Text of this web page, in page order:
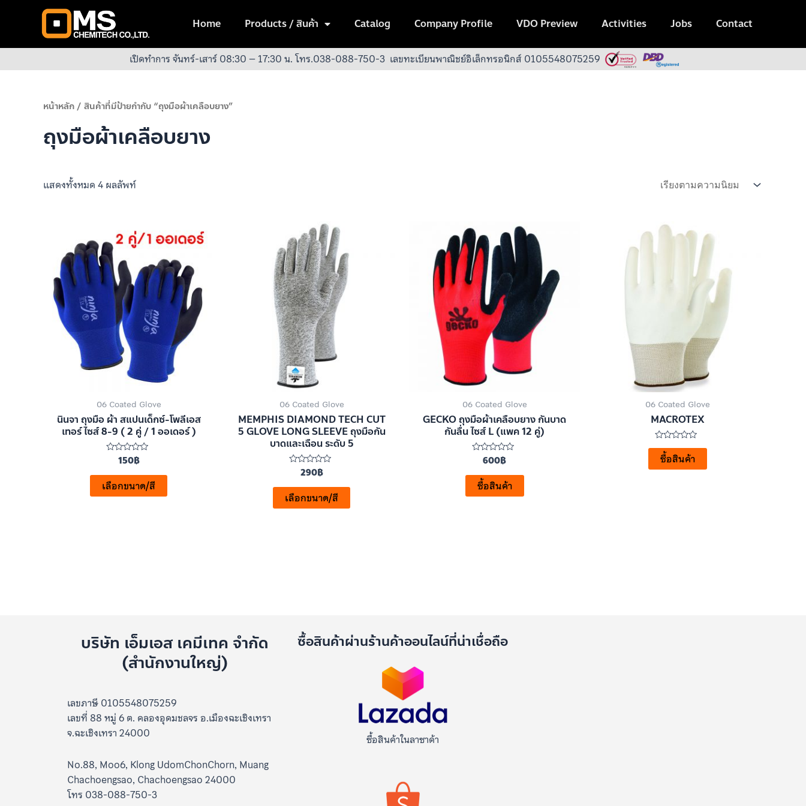
Home Products / สินค้า Catalog Company Profile VDO Preview Activities Jobs Contact
เปิดทำการ จันทร์-เสาร์ 08:30 – 17:30 น.โทร.038-088-750-3 เลขทะเบียนพาณิชย์อิเล็กทรอนิกส์ 0105548075259
หน้าหลัก/ สินค้าที่มีป้ายกำกับ “ถุงมือผ้าเคลือบยาง”
ถุงมือผ้าเคลือบยาง
แสดงทั้งหมด 4 ผลลัพท์
06 Coated Glove
นินจา ถุงมือ ผ้า สแปนเด็กซ์-โพลีเอส
เทอร์ ไซส์ 8-9 ( 2 คู่ / 1 ออเดอร์ )
คะแนน
0
ตั้งแต่
1-
5
150฿
เลือกขนาด/สี
06 Coated Glove
MEMPHIS DIAMOND TECH CUT
5 GLOVE LONG SLEEVE ถุงมือกัน
บาดและเฉือน ระดับ 5
คะแนน
0
ตั้งแต่
1-
5
290฿
เลือกขนาด/สี
06 Coated Glove
GECKO ถุงมือผ้าเคลือบยาง กันบาด
กันลื่น ไซส์ L (แพค 12 คู่)
คะแนน
0
ตั้งแต่
1-
5
600฿
ซื้อสินค้า
06 Coated Glove
MACROTEX
ให้
คะแนน
ตั้งแต่
ซื้อสินค้า
บริษัท เอ็มเอส เคมีเทค จำกัด
(สำนักงานใหญ่)
เลขภาษี 0105548075259
เลขที่ 88 หมู่ 6 ต. คลองอุดมชลจร อ.เมืองฉะเชิงเทรา
จ.ฉะเชิงเทรา 24000
No.88, Moo6, Klong UdomChonChorn, Muang
Chachoengsao, Chachoengsao 24000
โทร 038-088-750-3
ซื้อสินค้าผ่านร้านค้าออนไลน์ที่น่าเชื่อถือ
ซื้อสินค้าในลาซาด้า